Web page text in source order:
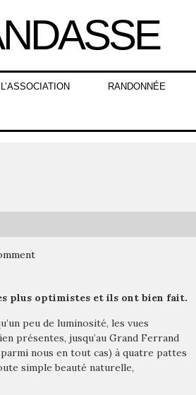
L’ASSOCIATION RANDONNÉE
plus optimistes et ils ont bien fait.
peu de luminosité, les vues
présentes, jusqu’au Grand Ferrand
nous en tout cas) à quatre pattes
simple beauté naturelle,